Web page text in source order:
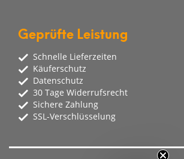
Geprüfte Leistung
Schnelle Lieferzeiten
Käuferschutz
Datenschutz
30 Tage Widerrufsrecht
Sichere Zahlung
SSL-Verschlüsselung